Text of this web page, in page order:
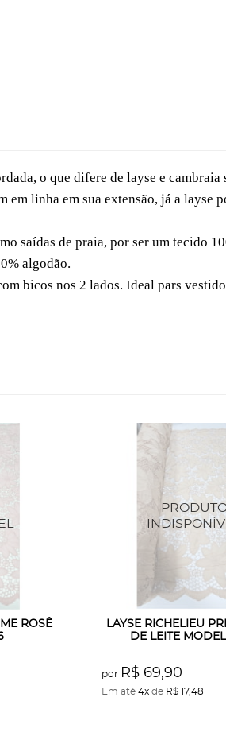
o que difere de layse e cambraia
linha em sua extensão, já a layse
saídas de praia, por ser um tecido
algodão.
bicos nos 2 lados. Ideal pars
ROSÊ
LAYSE RICHELIEU
DE LEITE
por R$ 69,90
Em até 4xde R$ 17,48